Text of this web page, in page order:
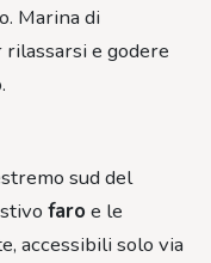
Marina di
e godere
sud del
faro e le
accessibili solo via